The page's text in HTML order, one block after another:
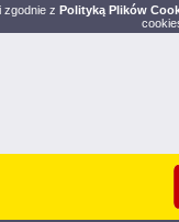
zgodnie z Polityką Plików